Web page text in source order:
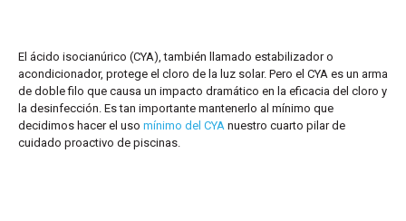
El ácido isocianúrico (CYA), también llamado estabilizador o
acondicionador, protege el cloro de la luz solar. Pero el CYA es un arma
de doble filo que causa un impacto dramático en la eficacia del cloro y
la desinfección. Es tan importante mantenerlo al mínimo que
decidimos hacer el uso mínimo del CYA nuestro cuarto pilar de
cuidado proactivo de piscinas.